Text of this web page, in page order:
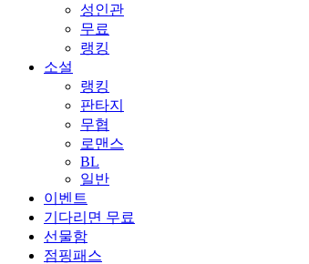
성인관
무료
랭킹
소설
랭킹
판타지
무협
로맨스
BL
일반
이벤트
기다리면 무료
선물함
점핑패스